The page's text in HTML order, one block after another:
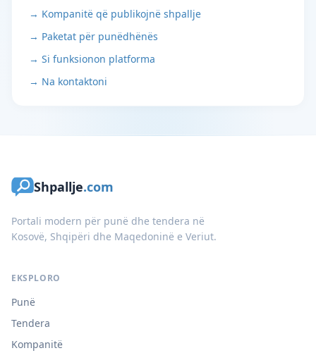
→ Kompanitë që publikojnë shpallje
→ Paketat për punëdhënës
→ Si funksionon platforma
→ Na kontaktoni
Shpallje.com
Portali modern për punë dhe tendera në
Kosovë, Shqipëri dhe Maqedoninë e Veriut.
EKSPLORO
Punë
Tendera
Kompanitë